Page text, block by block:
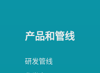
产品和管线
研发管线